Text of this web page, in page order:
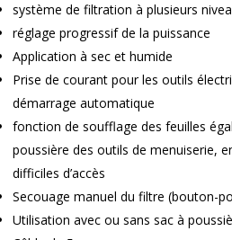
système de filtration à plusieurs
réglage progressif de la puissance
Application à sec et humide
Prise de courant pour les outils
démarrage automatique
fonction de soufflage des feuilles
poussière des outils de menuiserie,
difficiles d’accès
Secouage manuel du filtre (bouton-
Utilisation avec ou sans sac à